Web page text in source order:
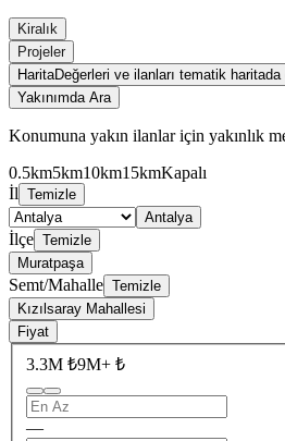
Kiralık
Projeler
HaritaDeğerleri ve ilanları tematik haritada
Yakınımda Ara
Konumuna yakın ilanlar için yakınlık
0.5km5km10km15kmKapalı
İl Temizle
Antalya
İlçe Temizle
Muratpaşa
Semt/Mahalle Temizle
Kızılsaray Mahallesi
Fiyat
3.3M ₺9M+ ₺
—